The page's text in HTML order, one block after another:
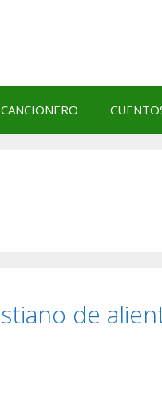
CANCIONERO
de